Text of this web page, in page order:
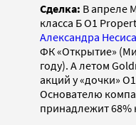
Сделка: В апреле
класса Б O1
Александра Несиса
ФК «Открытие»
году). А летом
акций у «дочки»
Основателю
принадлежит 68%